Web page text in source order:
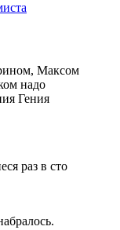
Максом
надо
Гения
раз в сто